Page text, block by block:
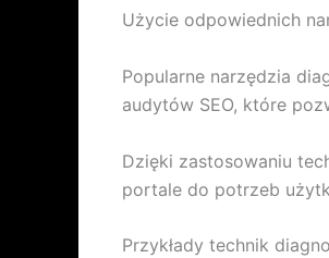
Użycie odpowiednich
Popularne narzędzia
audytów SEO, które
Dzięki zastosowaniu
portale do potrzeb
Przykłady technik